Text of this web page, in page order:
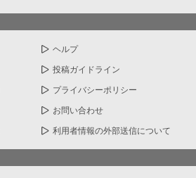
ヘルプ
投稿ガイドライン
プライバシーポリシー
お問い合わせ
利用者情報の外部送信について